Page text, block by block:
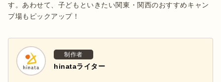
す。あわせて、子どもといきたい関東・関西のおすすめキャン
プ場もピックアップ！
制作者
hinataライター